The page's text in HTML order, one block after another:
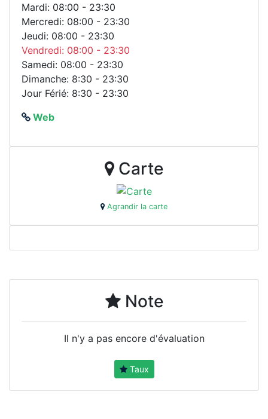
Mardi: 08:00 - 23:30
Mercredi: 08:00 - 23:30
Jeudi: 08:00 - 23:30
Vendredi: 08:00 - 23:30
Samedi: 08:00 - 23:30
Dimanche: 8:30 - 23:30
Jour Férié: 8:30 - 23:30
Web
Carte
Agrandir la carte
Note
Il n'y a pas encore d'évaluation
Taux